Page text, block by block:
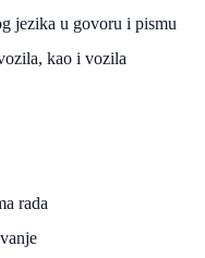
jezika u govoru i pismu
kao i vozila
rada